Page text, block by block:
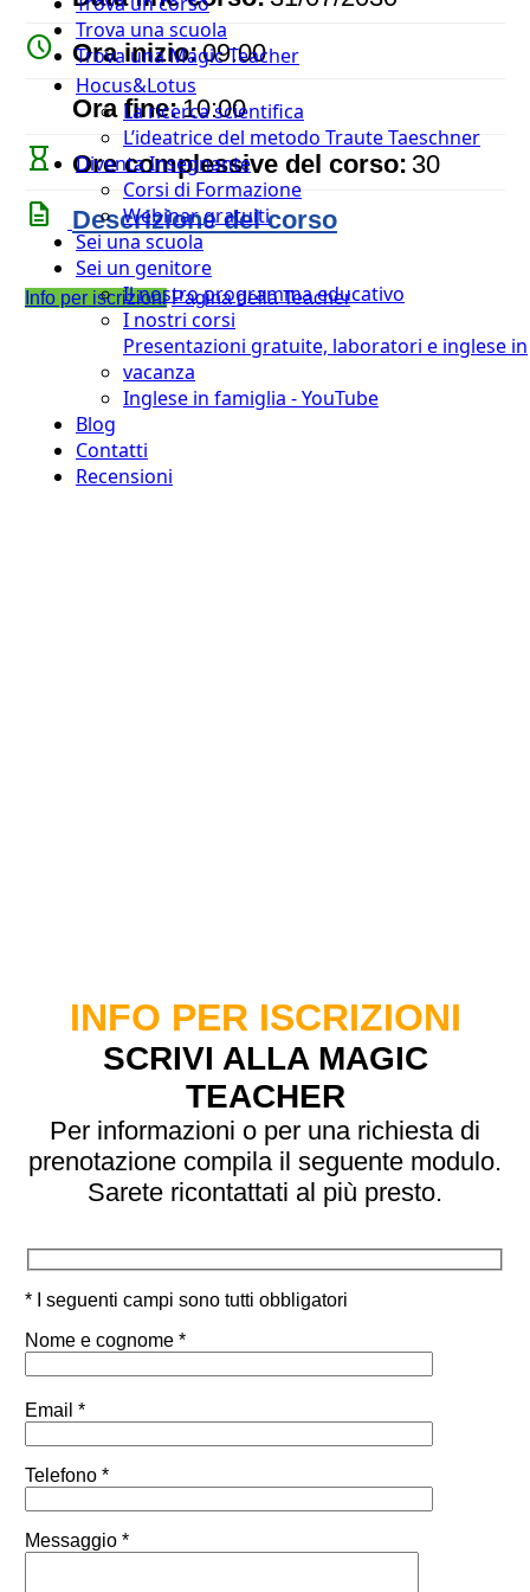
Trova una scuola
Trova una Magic Teacher
Hocus&Lotus
La ricerca scientifica
L’ideatrice del metodo Traute Taeschner
Diventa Insegnante
Corsi di Formazione
Webinar gratuiti
Sei una scuola
Sei un genitore
Il nostro programma educativo
I nostri corsi
Presentazioni gratuite, laboratori e inglese in
vacanza
Inglese in famiglia - YouTube
Blog
Contatti
Recensioni
watch_later Ora inizio:09:00
Ora fine:10:00
hourglass_empty Ore complessive del corso: 30
description Descrizione del corso
Info per iscrizioni Pagina della Teacher
INFO PER ISCRIZIONI
SCRIVI ALLA MAGIC
TEACHER
Per informazioni o per una richiesta di
prenotazione compila il seguente modulo.
Sarete ricontattati al più presto.
* I seguenti campi sono tutti obbligatori
Nome e cognome *
Email *
Telefono *
Messaggio *